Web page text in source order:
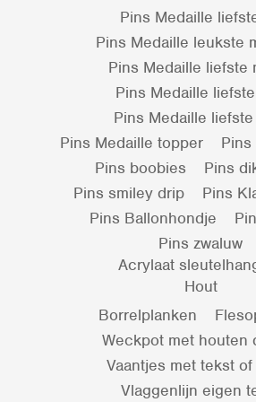
Pins Medaille
Pins Medaille leukste
Pins Medaille liefste
Pins Medaille
Pins Medaille
Pins Medaille topper
Pins
Pins boobies
Pins
Pins smiley drip
Pins
Pins Ballonhondje
Pins zwaluw
Acrylaat
Hout
Borrelplanken
Weckpot met houten
Vaantjes met tekst of
Vlaggenlijn eigen